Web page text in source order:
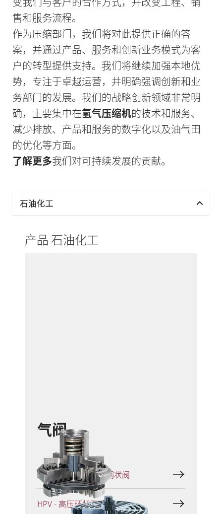
售和服务流程。
作为压缩部门，我们将对此提供正确的答
案，并通过产品、服务和创新业务模式为客
户的转型提供支持。我们将继续加强本地优
势，专注于卓越运营，并明确强调创新和业
务部门的发展。我们的战略创新领域非常明
确，主要集中在氢气压缩机的技术和服务、
减少排放、产品和服务的数字化以及油气田
的优化等方面。
了解更多我们对可持续发展的贡献。
石油化工
产品 石油化工
气阀
XP、CP、CPs -型面网状阀
HPV - 高压环状型面阀